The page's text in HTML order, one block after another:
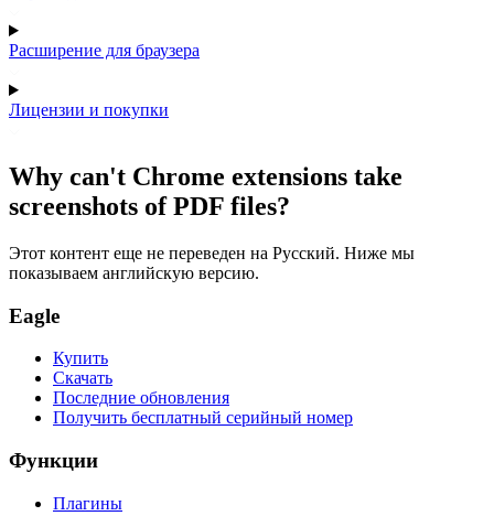
Расширение для браузера
Лицензии и покупки
Why can't Chrome extensions take
screenshots of PDF files?
Этот контент еще не переведен на Русский. Ниже мы
показываем английскую версию.
Eagle
Купить
Скачать
Последние обновления
Получить бесплатный серийный номер
Функции
Плагины